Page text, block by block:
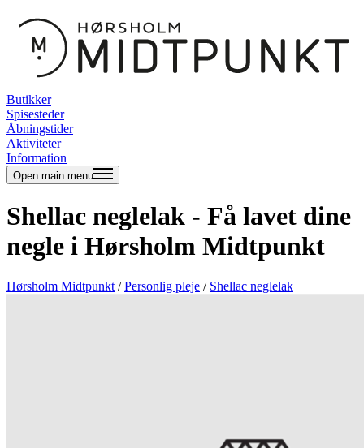
Butikker
Spisesteder
Åbningstider
Aktiviteter
Information
Open main menu
Shellac neglelak - Få lavet dine
negle i Hørsholm Midtpunkt
Hørsholm Midtpunkt /Personlig pleje / Shellac neglelak